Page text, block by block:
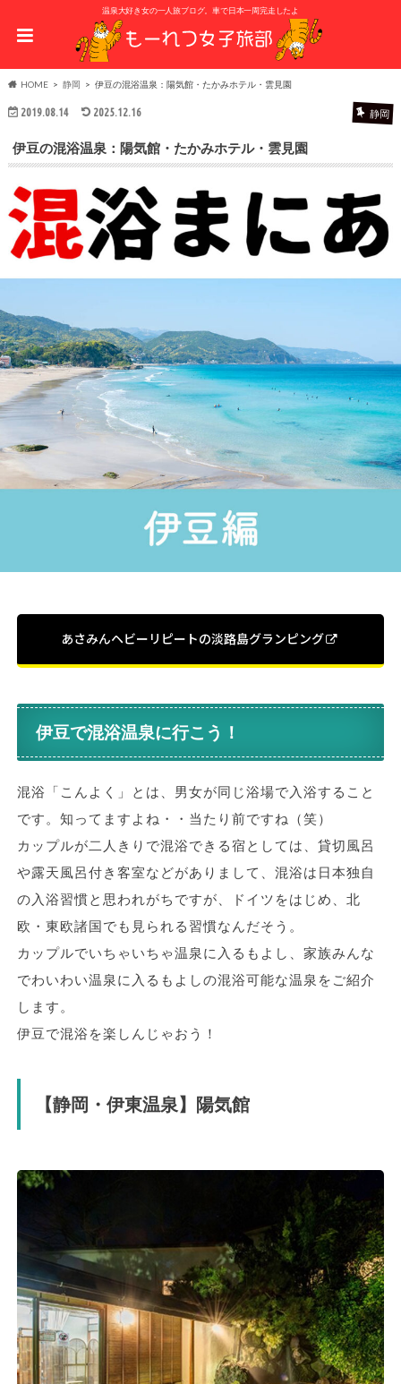
温泉大好き女の一人旅ブログ。車で日本一周完走したよ
HOME 静岡 伊豆の混浴温泉：陽気館・たかみホテル・雲見園
2019.08.14 2025.12.16 静岡
伊豆の混浴温泉：陽気館・たかみホテル・雲見園
あさみんヘビーリピートの淡路島グランピング
伊豆で混浴温泉に行こう！
混浴「こんよく」とは、男女が同じ浴場で入浴すること
です。知ってますよね・・当たり前ですね（笑）
カップルが二人きりで混浴できる宿としては、貸切風呂
や露天風呂付き客室などがありまして、混浴は日本独自
の入浴習慣と思われがちですが、ドイツをはじめ、北
欧・東欧諸国でも見られる習慣なんだそう。
カップルでいちゃいちゃ温泉に入るもよし、家族みんな
でわいわい温泉に入るもよしの混浴可能な温泉をご紹介
します。
伊豆で混浴を楽しんじゃおう！
【静岡・伊東温泉】陽気館